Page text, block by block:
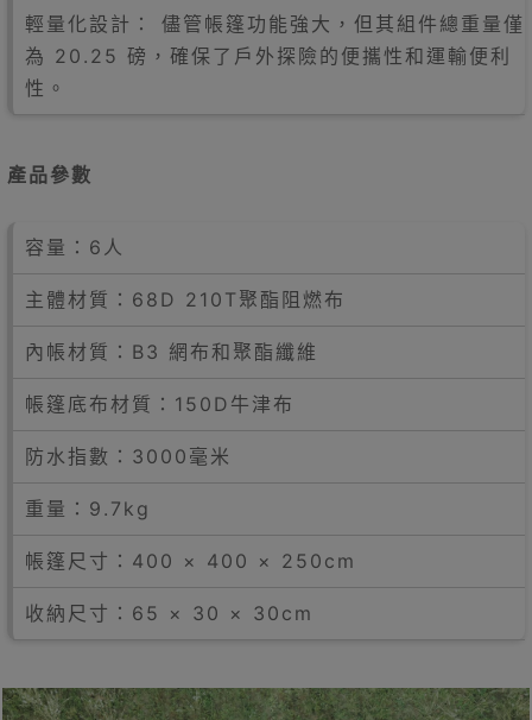
輕量化設計： 儘管帳篷功能強大，但其組件總重量僅
為 20.25 磅，確保了戶外探險的便攜性和運輸便利
性。
產品參數
容量：6人
主體材質：68D 210T聚酯阻燃布
內帳材質：B3 網布和聚酯纖維
帳篷底布材質：150D牛津布
防水指數：3000毫米
重量：9.7kg
帳篷尺寸：400 × 400 × 250cm
收納尺寸：65 × 30 × 30cm